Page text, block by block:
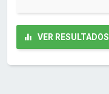
VER RESULTADOS